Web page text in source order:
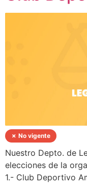
✗ No vigente
Nuestro Depto. de
elecciones de la
1.- Club Deportivo